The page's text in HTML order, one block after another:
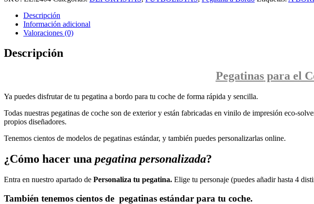
Descripción
Información adicional
Valoraciones (0)
Descripción
Pegatinaspara el
Ya puedes disfrutar de tu pegatina a bordo para tu coche de forma rápida y sencilla.
Todas nuestras pegatinas de coche son de exterior y están fabricadas en vinilo de impresión eco-
propios diseñadores.
Tenemos cientos de modelos de pegatinas estándar, y también puedes personalizarlas online.
¿Cómo hacer una pegatina personalizada?
Entra en nuestro apartado de Personaliza tu pegatina. Elige tu personaje (puedes añadir hasta 4
También tenemos cientos de pegatinas estándar para tu coche.